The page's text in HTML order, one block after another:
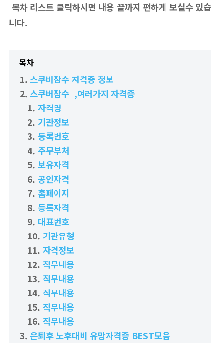
목차 리스트 클릭하시면 내용 끝까지 편하게 보실수 있습
니다.
목차
스쿠버잠수 자격증 정보
스쿠버잠수 ,여러가지 자격증
자격명
기관정보
등록번호
주무부처
보유자격
공인자격
홈페이지
등록자격
대표번호
기관유형
자격정보
직무내용
직무내용
직무내용
직무내용
직무내용
은퇴후 노후대비 유망자격증 BEST모음